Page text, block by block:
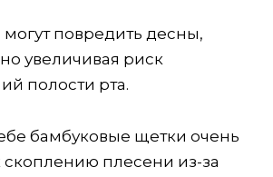
повредить десны,
увеличивая риск
полости рта.
бамбуковые щетки очень
плесени из-за